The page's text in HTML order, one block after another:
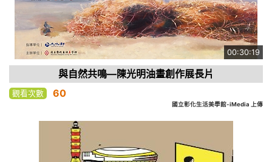
00:30:19
與自然共鳴—陳光明油畫創作展長片
觀看次數 60
國立彰化生活美學館-iMedia 上傳